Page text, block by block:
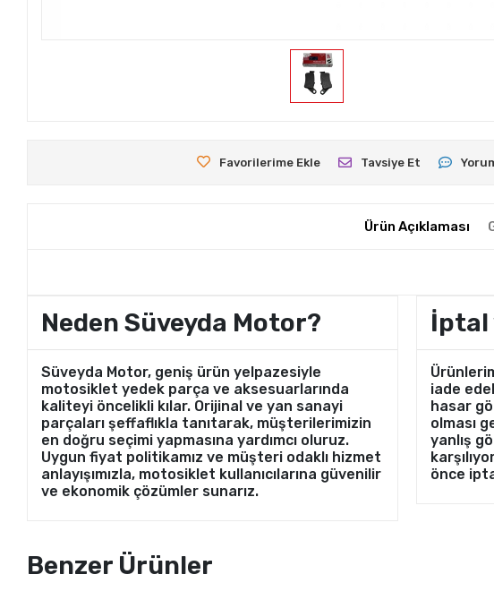
Favorilerime Ekle Tavsiye Et
Ürün Açıklaması
Neden Süveyda Motor?
Süveyda Motor, geniş ürün yelpazesiyle
motosiklet yedek parça ve aksesuarlarında
kaliteyi öncelikli kılar. Orijinal ve yan sanayi
parçaları şeffaflıkla tanıtarak, müşterilerimizin
en doğru seçimi yapmasına yardımcı oluruz.
Uygun fiyat politikamız ve müşteri odaklı hizmet
anlayışımızla, motosiklet kullanıcılarına güvenilir
ve ekonomik çözümler sunarız.
İptal
iade
hasar
olması
yanlış
önce
Benzer Ürünler